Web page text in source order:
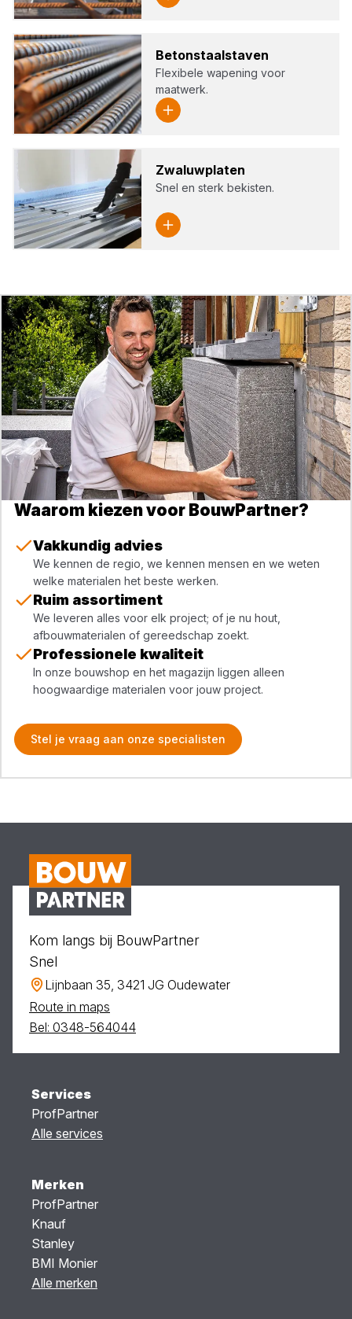
Beton­staal­sta­ven
Flexibele wapening voor
maatwerk.
Zwa­luw­pla­ten
Snel en sterk bekisten.
Waarom kiezen voor BouwPartner?
Vakkundig advies
We kennen de regio, we kennen mensen en we weten
welke materialen het beste werken.
Ruim assortiment
We leveren alles voor elk project; of je nu hout,
afbouwmaterialen of gereedschap zoekt.
Professionele kwaliteit
In onze bouwshop en het magazijn liggen alleen
hoogwaardige materialen voor jouw project.
Stel je vraag aan onze specialisten
Kom langs bij BouwPartner
Snel
Lijnbaan 35, 3421 JG Oudewater
Route in maps
Bel: 0348-564044
Services
ProfPartner
Alle services
Merken
ProfPartner
Knauf
Stanley
BMI Monier
Alle merken